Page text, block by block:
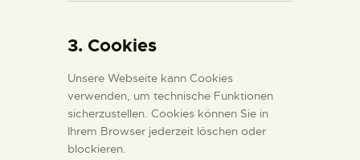
3. Cookies
Unsere Webseite kann Cookies
verwenden, um technische Funktionen
sicherzustellen. Cookies können Sie in
Ihrem Browser jederzeit löschen oder
blockieren.